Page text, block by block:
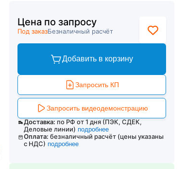
Цена по запросу
Под заказБезналичный расчёт
Добавить в корзину
Запросить КП
Запросить видеодемонстрацию
Доставка: по РФ от 1 дня (ПЭК, СДЕК,
Деловые линии) подробнее
Оплата: безналичный расчёт (цены указаны
с НДС) подробнее